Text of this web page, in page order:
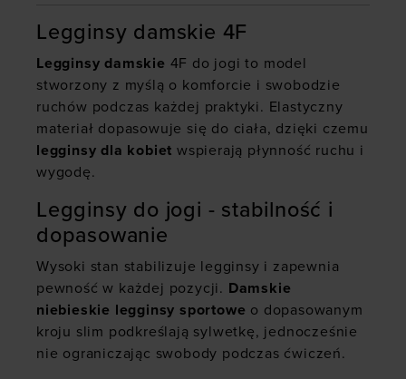
Legginsy damskie 4F
Legginsy damskie 4F do jogi to model
stworzony z myślą o komforcie i swobodzie
ruchów podczas każdej praktyki. Elastyczny
materiał dopasowuje się do ciała, dzięki czemu
legginsy dla kobiet wspierają płynność ruchu i
wygodę.
Legginsy do jogi - stabilność i
dopasowanie
Wysoki stan stabilizuje legginsy i zapewnia
pewność w każdej pozycji. Damskie
niebieskie legginsy sportowe o dopasowanym
kroju slim podkreślają sylwetkę, jednocześnie
nie ograniczając swobody podczas ćwiczeń.